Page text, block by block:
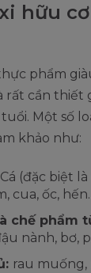
hữu
phẩm
rất cần thiết
Một số
khảo như:
Cá (đặc biệt
cua, ốc,
chế phẩm
nành, bơ,
rau muống,